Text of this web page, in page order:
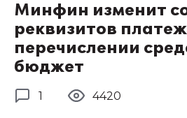
Минфин изменит
реквизитов
перечислении
бюджет
1 4420